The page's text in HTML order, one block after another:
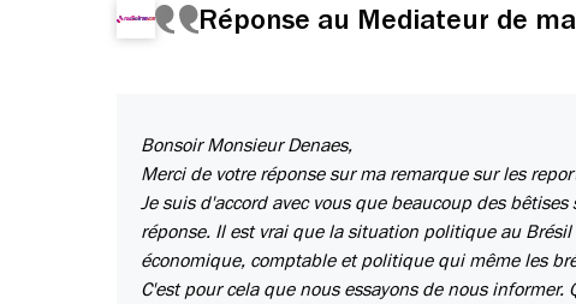
Réponse au Mediateur de
Bonsoir Monsieur Denaes,
Merci de votre réponse sur ma remarque sur les
Je suis d'accord avec vous que beaucoup des
réponse. Il est vrai que la situation politique au
économique, comptable et politique qui même les
C'est pour cela que nous essayons de nous